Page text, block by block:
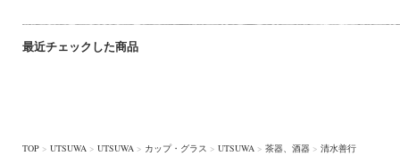
最近チェックした商品
TOP > UTSUWA > UTSUWA > カップ・グラス > UTSUWA > 茶器、酒器 > 清水善行